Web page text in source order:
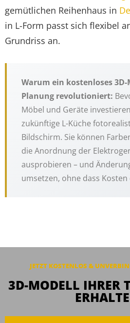
gemütlichen Reihenhaus in
in L-Form passt sich flexibel
Grundriss an.
Warum ein kostenloses
Planung revolutioniert:
Möbel und Geräte
zukünftige L-Küche
Bildschirm. Sie können
die Anordnung der
ausprobieren – und
umsetzen, ohne dass
JETZT KOSTENLOS &
3D-MODELL IHRER